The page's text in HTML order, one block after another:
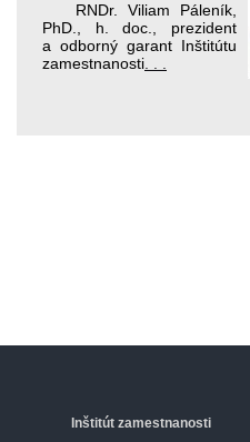
RNDr. Viliam Páleník,
PhD., h. doc., prezident
a odborný garant Inštitútu
zamestnanosti. . .
Inštitút zamestnanosti